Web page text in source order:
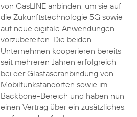
von GasLINE anbinden, um sie auf
die Zukunftstechnologie 5G sowie
auf neue digitale Anwendungen
vorzubereiten. Die beiden
Unternehmen kooperieren bereits
seit mehreren Jahren erfolgreich
bei der Glasfaseranbindung von
Mobilfunkstandorten sowie im
Backbone-Bereich und haben nun
einen Vertrag über ein zusätzliches,